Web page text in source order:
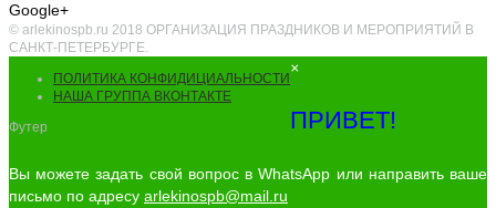
Google+
© arlekinospb.ru 2018 ОРГАНИЗАЦИЯ ПРАЗДНИКОВ И МЕРОПРИЯТИЙ В
САНКТ-ПЕТЕРБУРГЕ.
ПОЛИТИКА КОНФИДИЦИАЛЬНОСТИ
НАША ГРУППА ВКОНТАКТЕ
Футер
×
ПРИВЕТ!
Вы можете задать свой вопрос в WhatsApp или направить ваше
письмо по адресу arlekinospb@mail.ru